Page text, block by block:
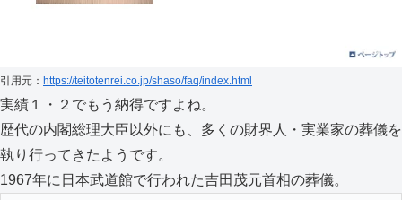
引用元： https://teitotenrei.co.jp/shaso/faq/index.html
実績１・２でもう納得ですよね。
歴代の内閣総理大臣以外にも、多くの財界人・実業家の葬儀を
執り行ってきたようです。
1967年に日本武道館で行われた吉田茂元首相の葬儀。